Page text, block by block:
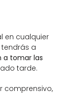
en cualquier
a
a tomar las
tarde.